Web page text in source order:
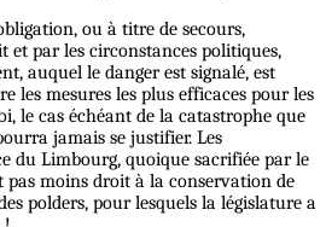
ou à titre de secours,
et par les circonstances politiques,
auquel le danger est signalé, est
les mesures les plus efficaces pour les
le cas échéant de la catastrophe que
jamais se justifier. Les
du Limbourg, quoique sacrifiée par le
pas moins droit à la conservation de
polders, pour lesquels la législature a